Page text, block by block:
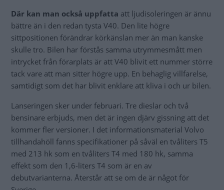
Där kan man också uppfatta att ljudisoleringen är ännu
bättre än i den redan tysta V40. Den lite högre
sittpositionen förändrar körkänslan mer än man kanske
skulle tro. Bilen har förstås samma utrymmesmått men
intrycket från förarplats är att V40 blivit ett nummer större
tack vare att man sitter högre upp. En behaglig villfarelse,
samtidigt som det har blivit enklare att kliva i och ur bilen.
Lanseringen sker under februari. Tre dieslar och två
bensinare erbjuds, men det är ingen djärv gissning att det
kommer fler versioner. I det informationsmaterial Volvo
tillhandahöll fanns specifikationer på såväl en tvåliters T5
med 213 hk som en tvåliters T4 med 180 hk, samma
effekt som den 1,6-liters T4 som är en av
debutvarianterna. Återstår att se om de är något för